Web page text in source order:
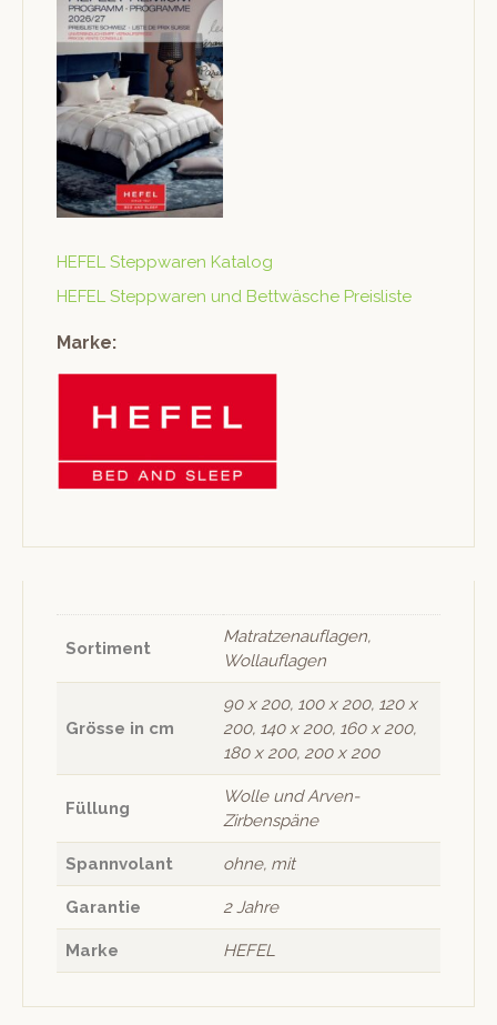
HEFEL Step­p­waren Katalog
HEFEL Step­p­waren und Bet­twäsche Preisliste
Marke:
Sortiment
Matratzenauflagen,
Wollauflagen
Grösse in cm
90 x 200, 100 x 200, 120 x
200, 140 x 200, 160 x 200,
180 x 200, 200 x 200
Füllung
Wolle und Arven-
Zirbenspäne
Spannvolant ohne, mit
Garantie 2 Jahre
Marke HEFEL